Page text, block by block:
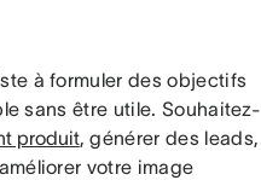
à formuler des objectifs
sans être utile. Souhaitez-
produit, générer des leads,
votre image